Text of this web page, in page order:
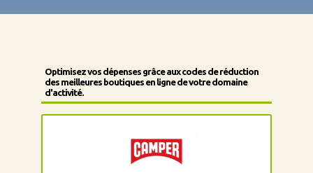
Optimisez vos dépenses grâce aux codes de réduction
des meilleures boutiques en ligne de votre domaine
d'activité.